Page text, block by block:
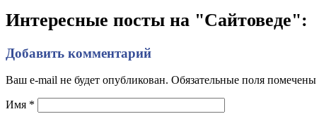
Интересные посты на "Сайтоведе":
Добавить комментарий
Ваш e-mail не будет опубликован. Обязательные поля помечены
Имя *